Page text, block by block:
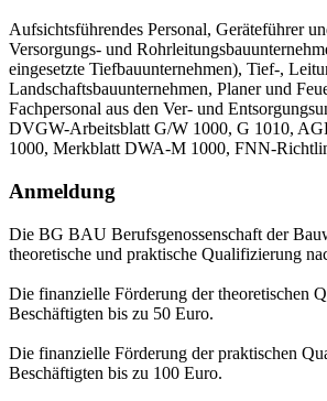
Aufsichtsführendes Personal, Geräteführer
Versorgungs- und
eingesetzte Tiefbauunternehmen), Tief-,
Landschaftsbauunternehmen, Planer und
Fachpersonal aus den Ver- und
DVGW-Arbeitsblatt G/W 1000, G 1010,
1000, Merkblatt DWA-M 1000, FNN-
Anmeldung
Die BG BAU Berufsgenossenschaft der
theoretische und praktische Qualifizierung
Die finanzielle Förderung der theoretischen
Beschäftigten bis zu 50 Euro.
Die finanzielle Förderung der praktischen
Beschäftigten bis zu 100 Euro.